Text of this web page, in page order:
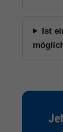
Ist